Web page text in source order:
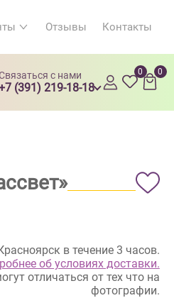
Отзывы Контакты
с нами
(391) 219-18-18
0 0
в течение 3 часов.
об условиях доставки.
отличаться от тех что на
фотографии.